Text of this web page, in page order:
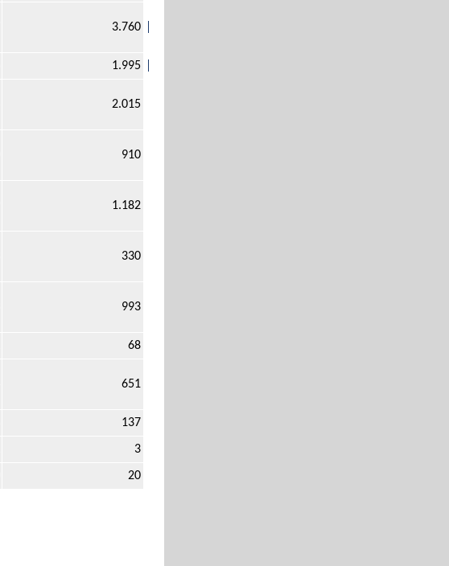
3.760
1.995
2.015
910
1.182
330
993
68
651
137
3
20